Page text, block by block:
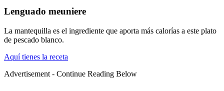
Lenguado meuniere
La mantequilla es el ingrediente que aporta más calorías a este plato
de pescado blanco.
Aquí tienes la receta
Advertisement - Continue Reading Below